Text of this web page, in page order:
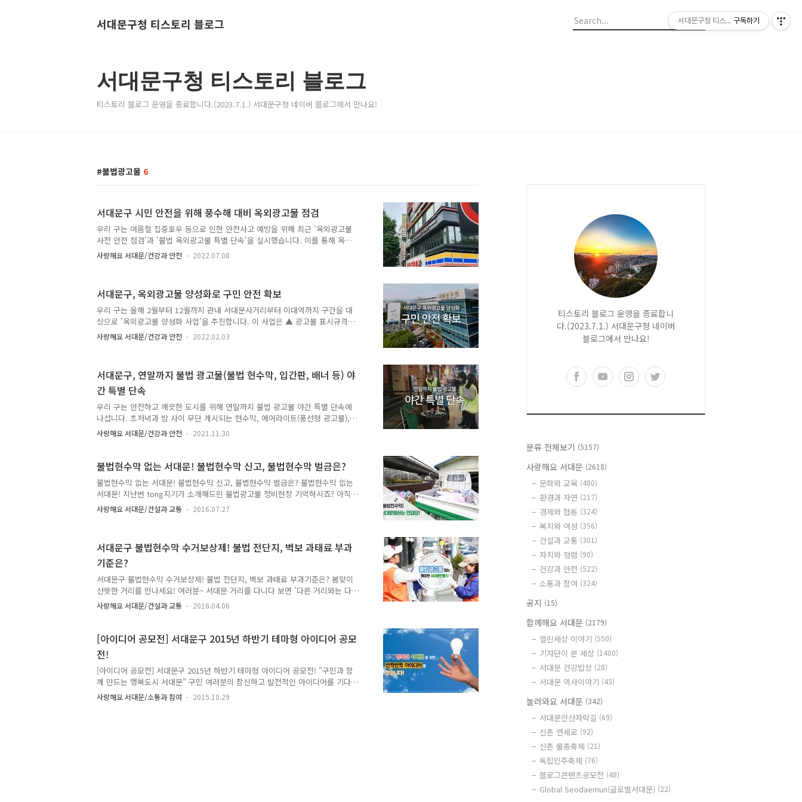
서대문구청 티스토리 블로그
서대문구청 티스토리 블로그
티스토리 블로그 운영을 종료합니다.(2023.7.1.) 서대문구청 네이버 블로그에서 만나요!
불법광고물 6
서대문구 시민 안전을 위해 풍수해 대비 옥외광고물 점검
우리 구는 여름철 집중호우 등으로 인한 안전사고 예방을 위해 최근 '옥외광고물
사전 안전 점검'과 '불법 옥외광고물 특별 단속'을 실시했습니다. 이를 통해 옥상
간판, 돌출간판, 벽면이용간판, 지주이용간판, 현수막 게시시설 등 고정광고물
533개를 점검했습니다. 간판의 볼트 조임, 부식 상태 등을 살폈습니다. 안전을
행과 안전을 위협하는 에어라이트(풍선간판) 등에 대해 적발 즉시 일괄 수거하고
과태료 등 행정처분을 병행합니다. 문의: 서대문구청 건설관리과 ☎ 02-330-
8235
사랑해요 서대문/건강과 안전 2022.07.08
서대문구, 옥외광고물 양성화로 구민 안전 확보
우리 구는 올해 2월부터 12월까지 관내 서대문사거리부터 이대역까지 구간을 대
상으로 '옥외광고물 양성화 사업'을 추진합니다. 이 사업은 ▲ 광고물 표시규격에
는 적법하지만 허가, 신고 없이 설치한 광고물 ▲ 기존 허가, 신고를 득한 후 표
시기간이 만료되었으나 미연장한 불법광고물을 적법한 광고물로 등록하는 사업
성화 사업을 본격 시행할 예정입니다. 사업 기간 중에는 광고주의 적극적인 참여
를 유도하기 위해 구비서류를 간소화하여 신청 기간을 단축하고 허가, 신고 수수
료를 면제 합니다. 또한 광고물을 제도권으로 편입하여 정기적인 안전점검을 실
시하고 이상기후로 ..
사랑해요 서대문/건강과 안전 2022.02.03
서대문구, 연말까지 불법 광고물(불법 현수막, 입간판, 배너 등) 야
간 특별 단속
우리 구는 안전하고 깨끗한 도시를 위해 연말까지 불법 광고물 야간 특별 단속에
나섭니다. 초저녁과 밤 사이 무단 게시되는 현수막, 에어라이트(풍선형 광고물),
입간판, 배너 등이 시민의 보행 불편과 사고 위험을 높이고 민원을 발생시키기
때문입니다. 우리 구는 단속에 앞서 상가 밀집 지역을 중심으로 야간 불법 광고
고물에 대해 500만 원 이하의 과태료 부과와 고발 조치에 나섭니다. 지정 게시대
가 아닌 곳에 내걸린 현수막 등 불법 광고물 근절을 위해 평일과 주말, 야간을
불문하고 계도와 단속이 이뤄지는 만큼 적법 광고물 설치를 위한 상인과 광고주
분들의 적극적인 협조를 부탁드립니다. 문의 : 서대문구청 건설관리과 ☎ 02-
330-8..
사랑해요 서대문/건강과 안전 2021.11.30
불법현수막 없는 서대문! 불법현수막 신고, 불법현수막 벌금은?
불법현수막 없는 서대문! 불법현수막 신고, 불볍현수막 벌금은? 불법현수막 없는
서대문! 지난번 tong지기가 소개해드린 불법광고물 정비현장 기억하시죠? 아직
못보신 분들은 아래 사진을 클릭해주세요. 바로 확인하실 수 있어요! 도시미관을
해치고 시민들의 안전생활을 저해는 불법현수막! 서대문구는 지속적으로 단속하
볼까요! :: 불법현수막 벌금 1. 면적 3㎡ 미만 - 1.0㎡ 이하 - 1.1㎡ 이상 2.0㎡ 이하
- 2.1㎡ 이상 3.0㎡ 미만 10만원 12만원 14만원 2. 면적 3㎡ 이상 5㎡ 미만 - 3.0
㎡ 이상 3.7㎡ 이하 - 3.8㎡ 이상 4...
사랑해요 서대문/건설과 교통 2016.07.27
서대문구 불법현수막 수거보상제! 불법 전단지, 벽보 과태료 부과
기준은?
서대문구 불법현수막 수거보상제! 불법 전단지, 벽보 과태료 부과기준은? 봄맞이
산뜻한 거리를 만나세요! 여러분~ 서대문 거리를 다니다 보면 '다른 거리와는 다
르다'라고 생각 드신적 없나요? ^^ 바로 깨끗한 거리 환경 때문일텐데요. 봄철이
되면서 도심 가로변이나 상가 밀집지역에 유해 광고물을 중점적으로 정비하고
에 TONG지기가 함께 했는데요. 지금부터 만나봐요~ ^^ 사진 촬영도 꼼꼼하게
진행합니다. 지속적으로 불법 전단지, 벽보를 부착하는 업체도 꼼꼼히 관리하고
있어요!! 높은곳에 있다고 그냥 지나칠 수 없겠죠! 깔끔하게 제거 완료!! 전단지,
벽보를 붙일때 사용되는 청테이프도 미관을 해치는 요인중 하나에요!! 청테이..
사랑해요 서대문/건설과 교통 2016.04.06
[아이디어 공모전] 서대문구 2015년 하반기 테마형 아이디어 공모
전!
[아이디어 공모전] 서대문구 2015년 하반기 테마형 아이디어 공모전! "구민과 함
께 만드는 행복도시 서대문" 구민 여러분의 참신하고 발전적인 아이디어를 기다
립니다. 『주민이 참여하는 안전하고 깨끗한 동네 만들기 방안(불법광고물, 주
차, 쓰레기, 제설)』 『행복 증진을 위한 교육, 문화, 복지, 경제 활성화 방안』
사랑해요 서대문/소통과 참여 2015.10.29
티스토리 블로그 운영을 종료합니
다.(2023.7.1.) 서대문구청 네이버
블로그에서 만나요!
분류 전체보기 (5157)
사랑해요 서대문 (2618)
문화와 교육 (480)
환경과 자연 (217)
경제와 협동 (324)
복지와 여성 (356)
건설과 교통 (301)
자치와 청렴 (90)
건강과 안전 (522)
소통과 참여 (324)
공지 (15)
함께해요 서대문 (2179)
열린세상 이야기 (550)
기자단이 본 세상 (1400)
서대문 건강밥상 (28)
서대문 역사이야기 (45)
놀러와요 서대문 (342)
서대문안산자락길 (69)
신촌 연세로 (92)
신촌 물총축제 (21)
독립민주축제 (76)
블로그콘텐츠공모전 (48)
Global Seodaemun(글로벌서대문) (22)
서대문구청 티스토리 블로그
구독하기